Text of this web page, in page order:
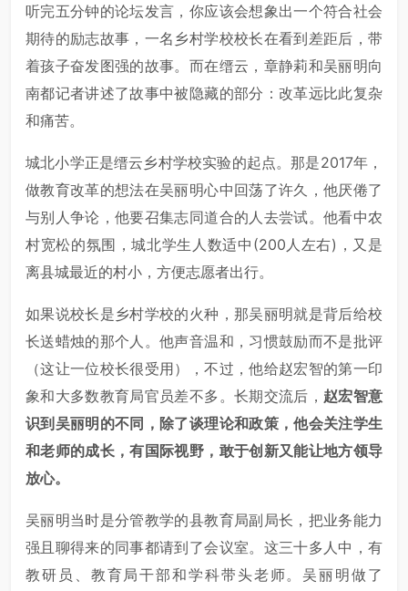
听完五分钟的论坛发言，你应该会想象出一个符合社会
期待的励志故事，一名乡村学校校长在看到差距后，带
着孩子奋发图强的故事。而在缙云，章静莉和吴丽明向
南都记者讲述了故事中被隐藏的部分：改革远比此复杂
和痛苦。
城北小学正是缙云乡村学校实验的起点。那是2017年，
做教育改革的想法在吴丽明心中回荡了许久，他厌倦了
与别人争论，他要召集志同道合的人去尝试。他看中农
村宽松的氛围，城北学生人数适中(200人左右)，又是
离县城最近的村小，方便志愿者出行。
如果说校长是乡村学校的火种，那吴丽明就是背后给校
长送蜡烛的那个人。他声音温和，习惯鼓励而不是批评
（这让一位校长很受用），不过，他给赵宏智的第一印
象和大多数教育局官员差不多。长期交流后， 赵宏智意
识到吴丽明的不同，除了谈理论和政策，他会关注学生
和老师的成长，有国际视野，敢于创新又能让地方领导
放心。
吴丽明当时是分管教学的县教育局副局长，把业务能力
强且聊得来的同事都请到了会议室。这三十多人中，有
教研员、教育局干部和学科带头老师。吴丽明做了